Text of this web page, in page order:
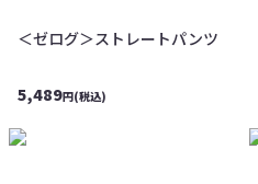
＜ゼログ＞ストレートパンツ
5,489円(税込)